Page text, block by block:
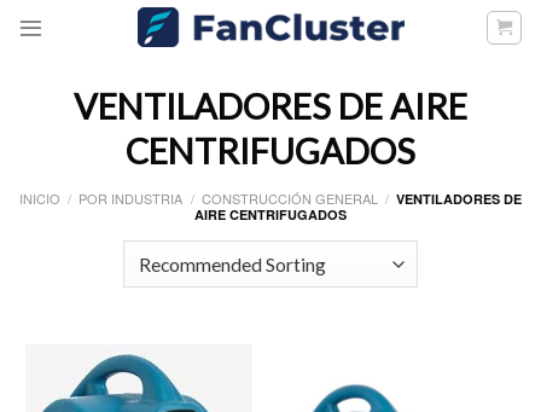
VENTILADORES DE AIRE
CENTRIFUGADOS
INICIO / POR INDUSTRIA / CONSTRUCCIÓN GENERAL / VENTILADORES DE
AIRE CENTRIFUGADOS